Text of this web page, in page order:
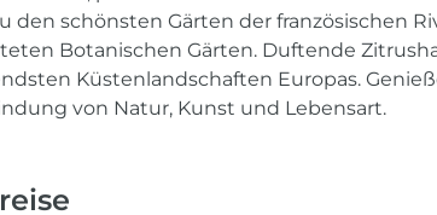
den schönsten Gärten der französischen
Botanischen Gärten. Duftende
Küstenlandschaften Europas.
von Natur, Kunst und Lebensart.